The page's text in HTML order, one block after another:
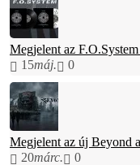
Megjelent az
15máj. 0
Megjelent az új Beyond
20márc. 0